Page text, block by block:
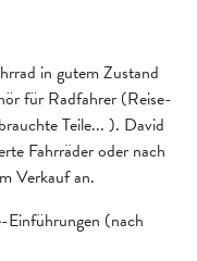
in gutem Zustand
für Radfahrer (Reise-
Teile... ). David
Fahrräder oder nach
Verkauf an.
(nach